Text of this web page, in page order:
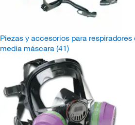
Piezas y accesorios para
media máscara (41)